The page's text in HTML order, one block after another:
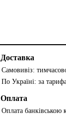
Доставка
Самовивіз:
По Україні: за
Оплата
Оплата банківською